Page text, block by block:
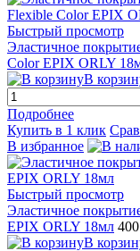
Быстрый просмотр
Эластичное
Color EPIX ORLY
В
Подробнее
Купить в 1 клик
В избранное
Быстрый просмотр
Эластичное
EPIX ORLY 18мл
В